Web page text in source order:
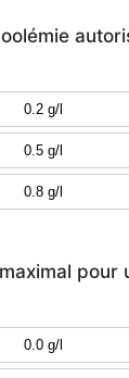
0.2 g/l
0.5 g/l
0.8 g/l
0.0 g/l